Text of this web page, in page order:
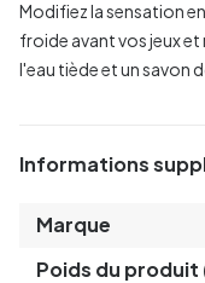
Modifiez la sensation
froide avant vos jeux
l'eau tiède et un savon
Informations
Marque
Poids du produit